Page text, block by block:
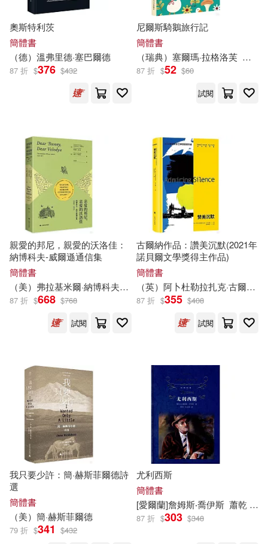
桑德拉‧勒雲(6)
法蘭西斯．塔朋(6) 王夢梅(6)
立神敦(6)
路易斯．卡洛爾(6) 達文熙(6)
黎慧嫻(6)
（俄羅斯）列夫·托爾斯泰(6)
（奧）斯蒂芬·茨威格(6)
（英）威廉·莎士比亞(6)
（英）柯南‧道爾(6)
（英）阿卜杜勒拉扎克·古爾納(6)
（英）阿瑟·柯南·道爾爵士(6)
（英）阿瑟·柯南·道爾，師魯貝爾
(瑞典)拉格洛夫(5)
天津人民出版社(27)
MELODIYA(26)
中國法制出版社(26)
民主與建設出版社(26)
ARTHAUS MUSIK(25)
Accentus(25) Evidence(25)
世界圖書出版公司北京公司(25)
交通部運輸研究所(25)
大碩教育(25) 太雅出版社(25)
作家出版社(24)
北京工業大學出版社(24)
吉林出版集團有限責任公司(24)
文匯出版社(24) 青文(24)
中國對外翻譯出版公司(23)
奧斯特利茨
簡體書
（德）溫弗里德·塞巴爾德
87 折 $376 $432
尼爾斯騎鵝旅行記
簡體書
（瑞典）塞爾瑪·拉格洛芙 施霞
87 折 $52 $60
試閱
親愛的邦尼，親愛的沃洛佳：
納博科夫-威爾遜通信集
簡體書
（美）弗拉基米爾·納博科夫，（美）埃德蒙·威爾遜
劉佳林
87 折 $668 $768
試閱
古爾納作品：讚美沉默(2021年
諾貝爾文學獎得主作品)
簡體書
（英）阿卜杜勒拉扎克·古爾納
87 折 $355 $408
試閱
我只要少許：簡·赫斯菲爾德詩
選
簡體書
（美）簡·赫斯菲爾德
79 折 $341 $432
尤利西斯
簡體書
[愛爾蘭]詹姆斯‧喬伊斯 蕭乾 文潔若
87 折 $303 $348